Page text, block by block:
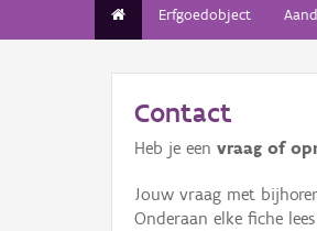
Erfgoedobject
Contact
Heb je een vraag of
Jouw vraag met
Onderaan elke fiche